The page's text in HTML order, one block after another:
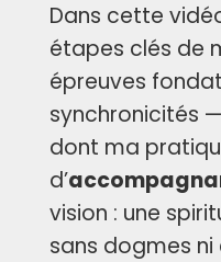
Dans cette
étapes clés de
épreuves
synchronicités
dont ma
d’
vision : une
sans dogmes